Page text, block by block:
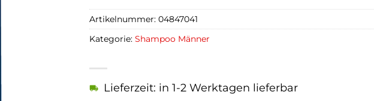
Lieferzeit: in 1-2 Werktagen lieferbar
Artikelnummer: 04847041
Kategorie: Shampoo Männer